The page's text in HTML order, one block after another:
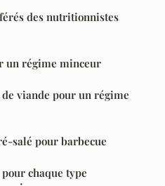
des nutritionnistes
un régime minceur
viande pour un régime
salé pour barbecue
chaque type